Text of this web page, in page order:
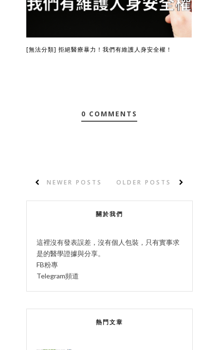
[無法分類] 拒絕醫療暴力！我們有維護人身安全權！
0 COMMENTS
NEWER POSTS OLDER POSTS
關於我們
這裡沒有發表誤差，沒有個人包裝，只有實事求
是的醫學證據與分享。
FB粉專
Telegram頻道
熱門文章